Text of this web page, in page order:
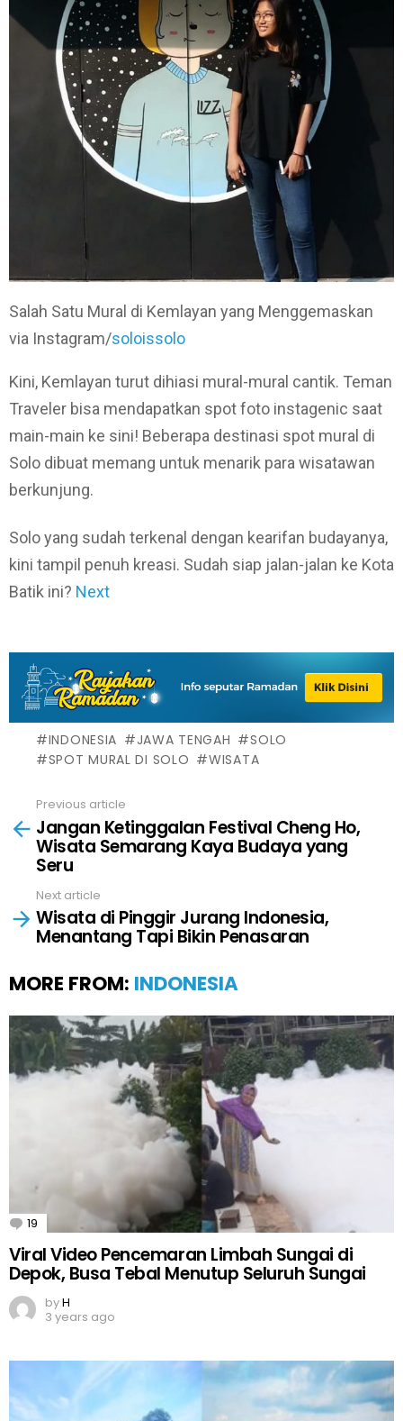
Salah Satu Mural di Kemlayan yang Menggemaskan
via Instagram/soloissolo
Kini, Kemlayan turut dihiasi mural-mural cantik. Teman
Traveler bisa mendapatkan spot foto instagenic saat
main-main ke sini! Beberapa destinasi spot mural di
Solo dibuat memang untuk menarik para wisatawan
berkunjung.
Solo yang sudah terkenal dengan kearifan budayanya,
kini tampil penuh kreasi. Sudah siap jalan-jalan ke Kota
Batik ini? Next
INDONESIA JAWA TENGAH
SOLO
SPOT MURAL DI SOLO
WISATA
more
Previous article
Jangan Ketinggalan Festival Cheng Ho,
Wisata Semarang Kaya Budaya yang
Seru
Next article
Wisata di Pinggir Jurang Indonesia,
Menantang Tapi Bikin Penasaran
MORE FROM: INDONESIA
19 Comments
Viral Video Pencemaran Limbah Sungai di
Depok, Busa Tebal Menutup Seluruh Sungai
byH
3 years ago